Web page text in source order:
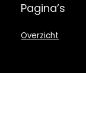
Pagina’s
Overzicht